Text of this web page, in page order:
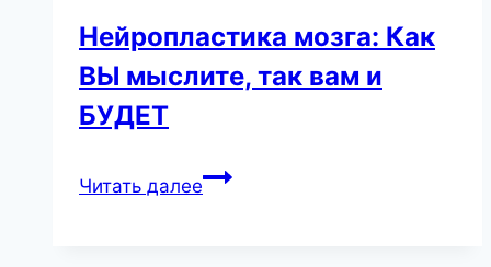
Нейропластика мозга: Как
ВЫ мыслите, так вам и
БУДЕТ
Читать далееНейропластика